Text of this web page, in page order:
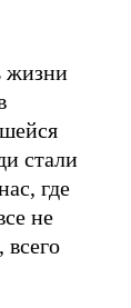
жизни
стали
где
не